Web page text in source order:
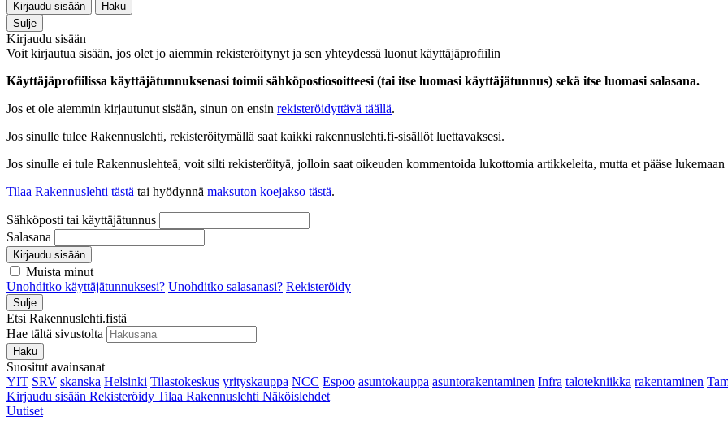
Kirjaudu sisään
Haku
Sulje
Kirjaudu sisään
Voit kirjautua sisään, jos olet jo aiemmin rekisteröitynyt ja sen yhteydessä luonut käyttäjäprofiilin
Käyttäjäprofiilissa käyttäjätunnuksenasi toimii sähköpostiosoitteesi (tai itse luomasi käyttäjätunnus) sekä itse luomasi salasana.
Jos et ole aiemmin kirjautunut sisään, sinun on ensin rekisteröidyttävä täällä.
Jos sinulle tulee Rakennuslehti, rekisteröitymällä saat kaikki rakennuslehti.fi-sisällöt luettavaksesi.
Jos sinulle ei tule Rakennuslehteä, voit silti rekisteröityä, jolloin saat oikeuden kommentoida lukottomia artikkeleita, mutta et pääse
Tilaa Rakennuslehti tästä tai hyödynnä maksuton koejakso tästä.
Sähköposti tai käyttäjätunnus
Salasana
Kirjaudu sisään
Muista minut
Unohditko käyttäjätunnuksesi? Unohditko salasanasi? Rekisteröidy
Sulje
Etsi Rakennuslehti.fistä
Hae tältä sivustolta
Haku
Suositut avainsanat
YIT SRV skanska Helsinki Tilastokeskus yrityskauppa NCC Espoo asuntokauppa asuntorakentaminen Infra talotekniikka rakentaminen
Kirjaudu sisään Rekisteröidy Tilaa Rakennuslehti Näköislehdet
Uutiset